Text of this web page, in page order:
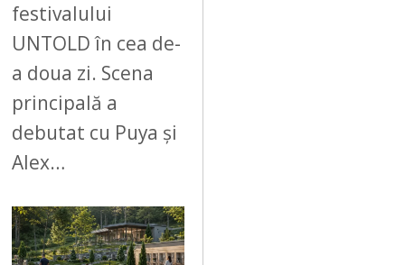
festivalului
UNTOLD în cea de-
a doua zi. Scena
principală a
debutat cu Puya și
Alex…